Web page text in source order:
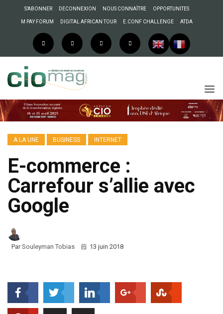
S’ABONNER DECONNEXION NOUS CONNAÎTRE OPPORTUNITES
M PAY FORUM DIGITAL AFRICAN TOUR E.CONF CHALLENGE ATDA
A LA UNE BUSINESS INTERNET
E-commerce :
Carrefour s’allie avec
Google
ParSouleyman Tobias 13 juin 2018